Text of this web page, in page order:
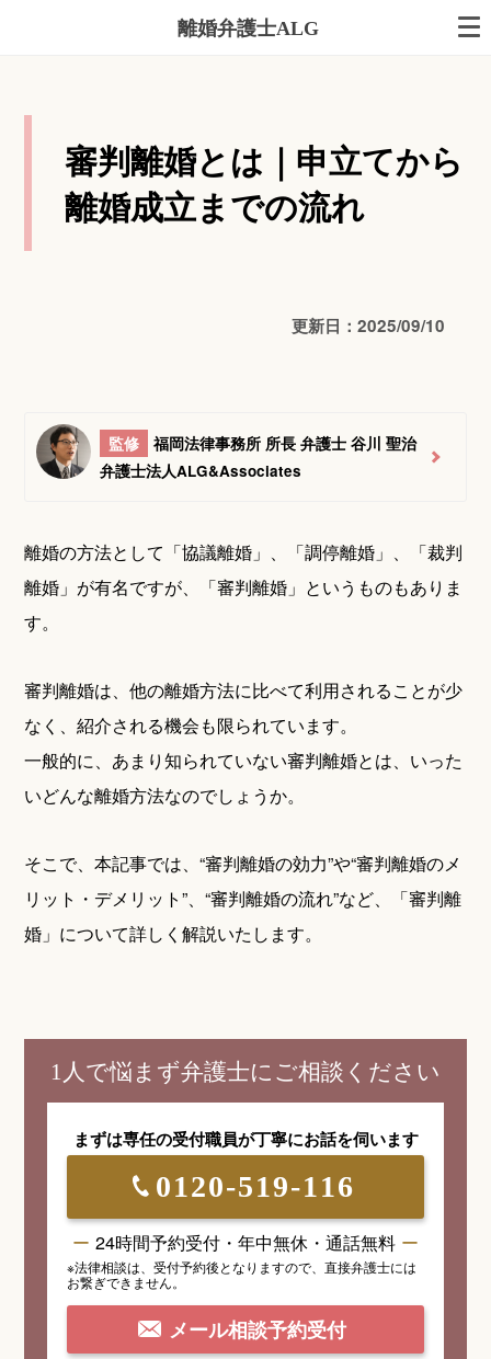
離婚弁護士ALG
審判離婚とは｜申立てから
離婚成立までの流れ
更新日：2025/09/10
監修
福岡法律事務所 所長 弁護士 谷川 聖治
弁護士法人ALG&Associates
離婚の方法として「協議離婚」、「調停離婚」、「裁判
離婚」が有名ですが、「審判離婚」というものもありま
す。
審判離婚は、他の離婚方法に比べて利用されることが少
なく、紹介される機会も限られています。
一般的に、あまり知られていない審判離婚とは、いった
いどんな離婚方法なのでしょうか。
そこで、本記事では、“審判離婚の効力”や“審判離婚のメ
リット・デメリット”、“審判離婚の流れ”など、「審判離
婚」について詳しく解説いたします。
1人で悩まず弁護士にご相談ください
まずは専任の受付職員が丁寧にお話を伺います
0120-519-116
24時間予約受付・年中無休・通話無料
※法律相談は、受付予約後となりますので、 直接弁護士には
お繋ぎできません。
メール相談予約受付